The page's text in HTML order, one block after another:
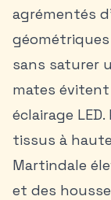
agrémentés
sans saturer
mates
éclairage
tissus à
Martindale
et des